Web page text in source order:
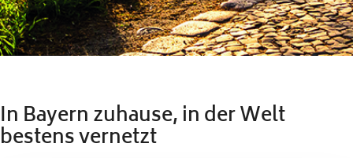
In Bayern zuhause, in der Welt
bestens vernetzt